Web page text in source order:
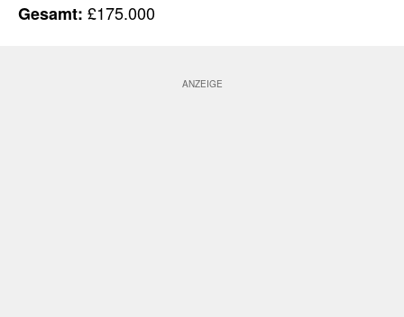
Gesamt: £175.000